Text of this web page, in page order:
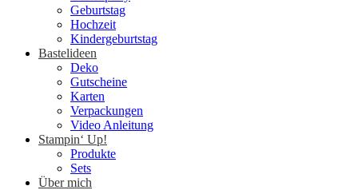
Geburtstag
Hochzeit
Kindergeburtstag
Bastelideen
Deko
Gutscheine
Karten
Verpackungen
Video Anleitung
Stampin‘ Up!
Produkte
Sets
Über mich